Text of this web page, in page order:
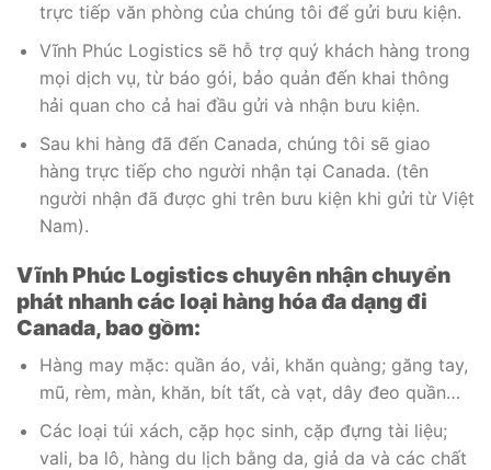
trực tiếp văn phòng của chúng tôi để gửi bưu kiện.
Vĩnh Phúc Logistics sẽ hỗ trợ quý khách hàng trong
mọi dịch vụ, từ báo gói, bảo quản đến khai thông
hải quan cho cả hai đầu gửi và nhận bưu kiện.
Sau khi hàng đã đến Canada, chúng tôi sẽ giao
hàng trực tiếp cho người nhận tại Canada. (tên
người nhận đã được ghi trên bưu kiện khi gửi từ Việt
Nam).
Vĩnh Phúc Logistics chuyên nhận chuyển
phát nhanh các loại hàng hóa đa dạng đi
Canada, bao gồm:
Hàng may mặc: quần áo, vải, khăn quàng; găng tay,
mũ, rèm, màn, khăn, bít tất, cà vạt, dây đeo quần…
Các loại túi xách, cặp học sinh, cặp đựng tài liệu;
vali, ba lô, hàng du lịch bằng da, giả da và các chất